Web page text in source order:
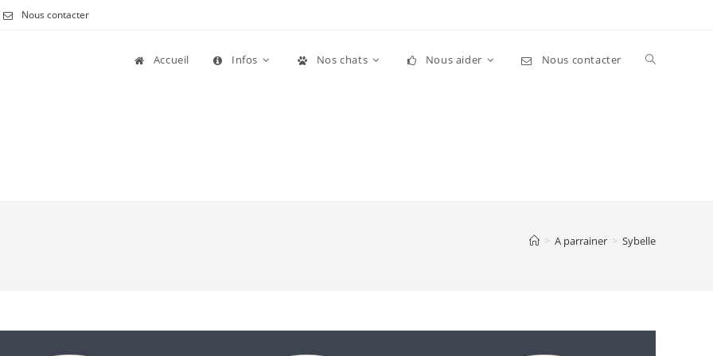
Nous contacter
Accueil Infos Nos chats Nous aider Nous contacter Toggle
> A parrainer > Sybelle